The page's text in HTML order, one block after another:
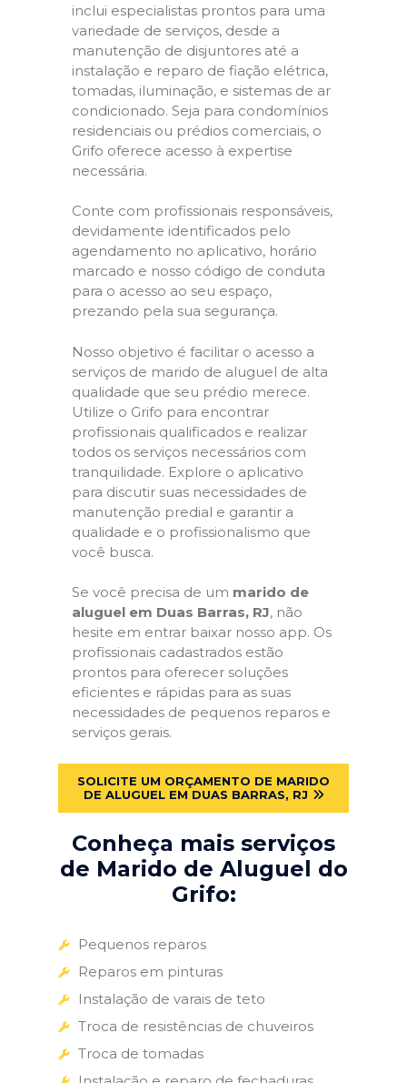
inclui especialistas prontos para uma
variedade de serviços, desde a
manutenção de disjuntores até a
instalação e reparo de fiação elétrica,
tomadas, iluminação, e sistemas de ar
condicionado. Seja para condomínios
residenciais ou prédios comerciais, o
Grifo oferece acesso à expertise
necessária.
Conte com profissionais responsáveis,
devidamente identificados pelo
agendamento no aplicativo, horário
marcado e nosso código de conduta
para o acesso ao seu espaço,
prezando pela sua segurança.
Nosso objetivo é facilitar o acesso a
serviços de marido de aluguel de alta
qualidade que seu prédio merece.
Utilize o Grifo para encontrar
profissionais qualificados e realizar
todos os serviços necessários com
tranquilidade. Explore o aplicativo
para discutir suas necessidades de
manutenção predial e garantir a
qualidade e o profissionalismo que
você busca.
Se você precisa de um marido de
aluguel em Duas Barras, RJ, não
hesite em entrar baixar nosso app. Os
profissionais cadastrados estão
prontos para oferecer soluções
eficientes e rápidas para as suas
necessidades de pequenos reparos e
serviços gerais.
SOLICITE UM ORÇAMENTO DE MARIDO
DE ALUGUEL EM DUAS BARRAS, RJ
Conheça mais serviços
de Marido de Aluguel do
Grifo:
Pequenos reparos
Reparos em pinturas
Instalação de varais de teto
Troca de resistências de chuveiros
Troca de tomadas